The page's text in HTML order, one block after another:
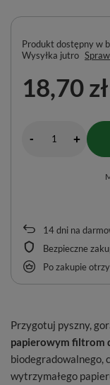
14dni na
Bezpieczne
Po zakupie
Produkt dostępny w
Wysyłka jutro
18,70 zł
- +
Przygotuj pyszny,
papierowym filtrom
biodegradowalnego,
wytrzymałego